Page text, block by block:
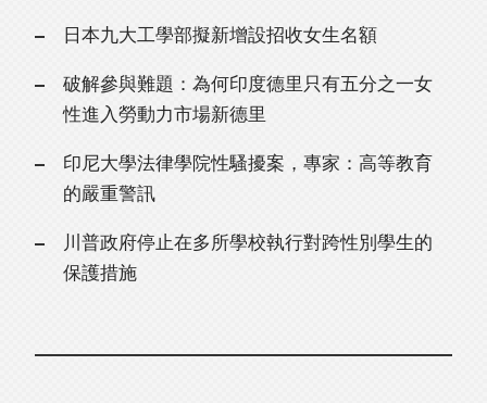
日本九大工學部擬新增設招收女生名額
破解參與難題：為何印度德里只有五分之一女
性進入勞動力市場新德里
印尼大學法律學院性騷擾案，專家：高等教育
的嚴重警訊
川普政府停止在多所學校執行對跨性別學生的
保護措施